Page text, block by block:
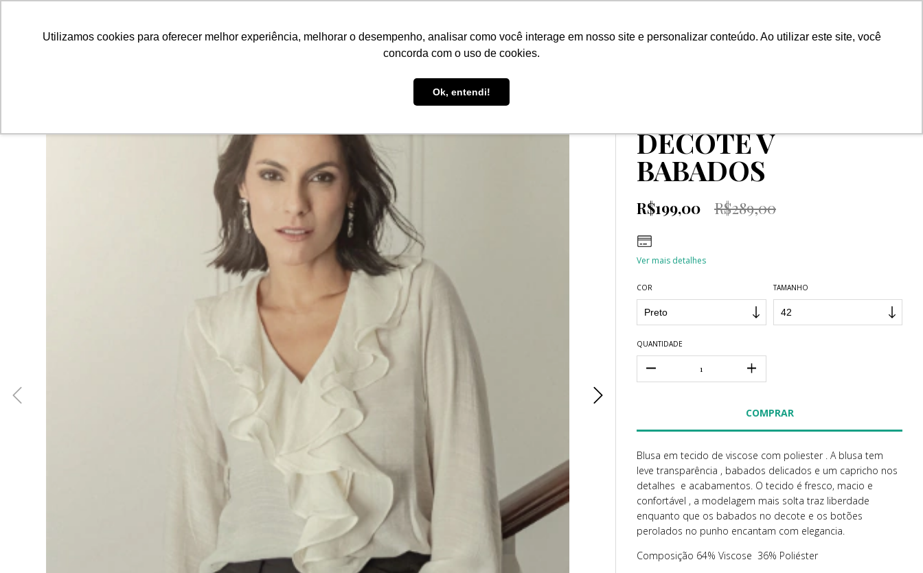
Utilizamos cookies para oferecer melhor experiência, melhorar o desempenho, analisar como você interage em nosso site e personalizar conteúdo. Ao utilizar este site, você
concorda com o uso de cookies.
Ok, entendi!
DECOTE V
BABADOS
R$199,00 R$289,00
Ver mais detalhes
COR TAMANHO
QUANTIDADE
Blusa em tecido de viscose com poliester . A blusa tem
leve transparência , babados delicados e um capricho nos
detalhes e acabamentos. O tecido é fresco, macio e
confortável , a modelagem mais solta traz liberdade
enquanto que os babados no decote e os botões
perolados no punho encantam com elegancia.
Composição 64% Viscose 36% Poliéster